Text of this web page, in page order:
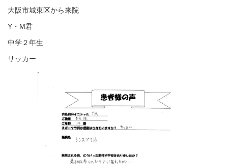
大阪市城東区から来院
Y・M君
中学２年生
サッカー